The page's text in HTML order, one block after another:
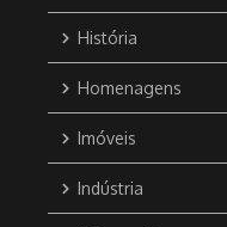
História
Homenagens
Imóveis
Indústria